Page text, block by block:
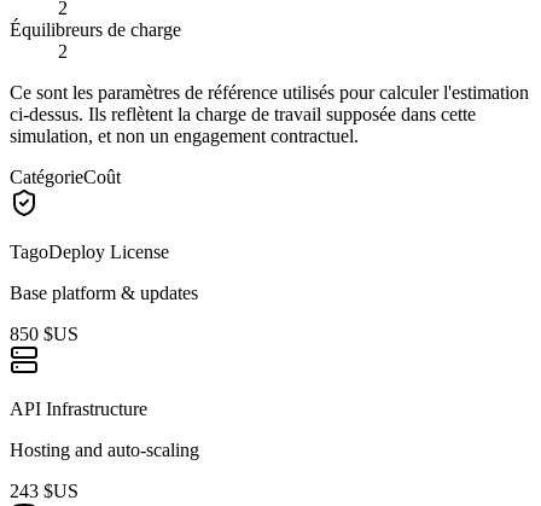
2
Équilibreurs de charge
2
Ce sont les paramètres de référence utilisés pour calculer l'estimation
ci-dessus. Ils reflètent la charge de travail supposée dans cette
simulation, et non un engagement contractuel.
CatégorieCoût
TagoDeploy License
Base platform & updates
850 $US
API Infrastructure
Hosting and auto-scaling
243 $US